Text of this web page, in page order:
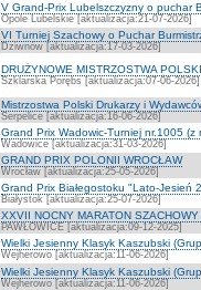
V Grand-Prix Lubelszczyzny o puchar
Opole Lubelskie [aktualizacja:21-07-2026]
VI Turniej Szachowy o Puchar
Dziwnów [aktualizacja:17-03-2026]
DRUŻYNOWE MISTRZOSTWA
Szklarska Porębs [aktualizacja:07-06-2026]
Mistrzostwa Polski Drukarzy i
Serpelice [aktualizacja:16-06-2026]
Grand Prix Wadowic-Turniej nr.1005
Wadowice [aktualizacja:31-03-2026]
GRAND PRIX POLONII WROCŁAW
Wrocław [aktualizacja:25-05-2026]
Grand Prix Białegostoku "Lato-Jesień
Białystok [aktualizacja:25-07-2026]
XXVII NOCNY MARATON
PAWŁOWICE [aktualizacja:09-12-2025]
Wielki Jesienny Klasyk Kaszubski
Wejherowo [aktualizacja:11-06-2026]
Wielki Jesienny Klasyk Kaszubski
Wejherowo [aktualizacja:11-06-2026]